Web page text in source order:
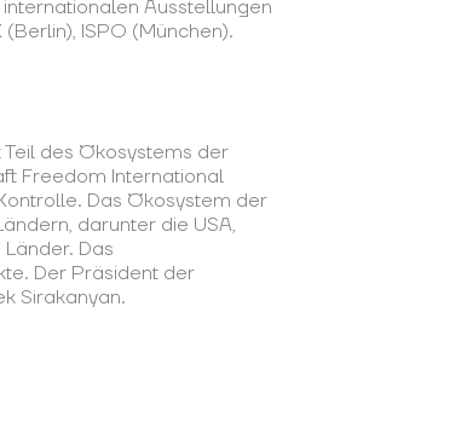
Ausstellungen
ISPO (München).
des Ökosystems der
Freedom International
Das Ökosystem der
darunter die USA,
Das
Der Präsident der
Sirakanyan.